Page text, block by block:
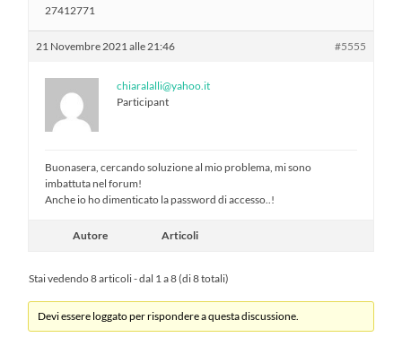
27412771
21 Novembre 2021 alle 21:46 #5555
chiaralalli@yahoo.it
Participant
Buonasera, cercando soluzione al mio problema, mi sono
imbattuta nel forum!
Anche io ho dimenticato la password di accesso..!
Autore Articoli
Stai vedendo 8 articoli - dal 1 a 8 (di 8 totali)
Devi essere loggato per rispondere a questa discussione.